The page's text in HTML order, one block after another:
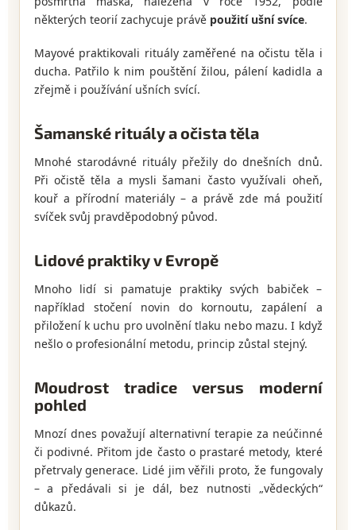
některých teorií zachycuje právě použití ušní svíce.
Mayové praktikovali rituály zaměřené na očistu těla i
ducha. Patřilo k nim pouštění žilou, pálení kadidla a
zřejmě i používání ušních svící.
Šamanské rituály a očista těla
Mnohé starodávné rituály přežily do dnešních dnů.
Při očistě těla a mysli šamani často využívali oheň,
kouř a přírodní materiály – a právě zde má použití
svíček svůj pravděpodobný původ.
Lidové praktiky v Evropě
Mnoho lidí si pamatuje praktiky svých babiček –
například stočení novin do kornoutu, zapálení a
přiložení k uchu pro uvolnění tlaku nebo mazu. I když
nešlo o profesionální metodu, princip zůstal stejný.
Moudrost tradice versus moderní
pohled
Mnozí dnes považují alternativní terapie za neúčinné
či podivné. Přitom jde často o prastaré metody, které
přetrvaly generace. Lidé jim věřili proto, že fungovaly
– a předávali si je dál, bez nutnosti „vědeckých“
důkazů.